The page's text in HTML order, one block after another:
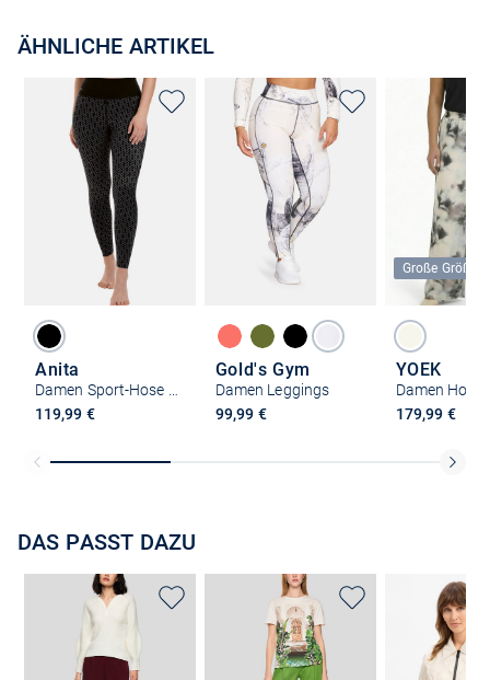
ÄHNLICHE ARTIKEL
Anita
Damen Sport-Hose - Tights Massage Effekt
119,99 €
Gold's Gym
Damen Leggings
99,99 €
Große Größen
YOEK
Damen Hose
179,99 €
DAS PASST DAZU